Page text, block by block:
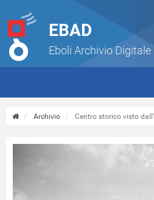
EBAD
Eboli Archivio Digitale
Archivio Centro storico visto